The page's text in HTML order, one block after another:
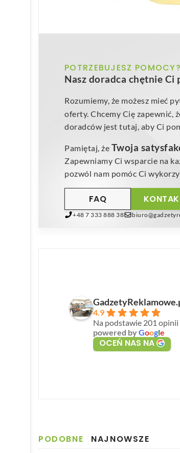
POTRZEBUJESZ POMOCY?
Nasz doradca chętnie Ci
Rozumiemy, że możesz mieć
oferty. Chcemy Cię zapewnić,
doradców jest tutaj, aby Ci
Pamiętaj, że Twoja
Zapewniamy Ci wsparcie na
pozwól nam pomóc Ci
FAQ
+48 7 333 888 38
4.9
Na podstawie 201 opinii
powered byGoogle
OCEŃ NAS NA
PODOBNE NAJNOWSZE